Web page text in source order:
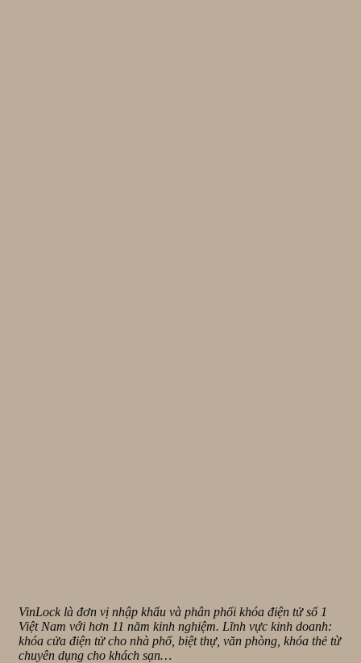
VinLock là đơn vị nhập khẩu và phân phối khóa điện tử số 1
Việt Nam với hơn 11 năm kinh nghiệm. Lĩnh vực kinh doanh:
khóa cửa điện tử cho nhà phố, biệt thự, văn phòng, khóa thẻ từ
chuyên dụng cho khách sạn…